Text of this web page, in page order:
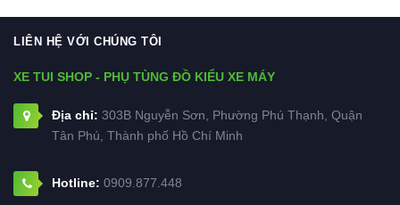
LIÊN HỆ VỚI CHÚNG TÔI
XE TUI SHOP - PHỤ TÙNG ĐỒ KIỂU XE MÁY
Địa chỉ: 303B Nguyễn Sơn, Phường Phú Thạnh, Quận
Tân Phú, Thành phố Hồ Chí Minh
Hotline: 0909.877.448